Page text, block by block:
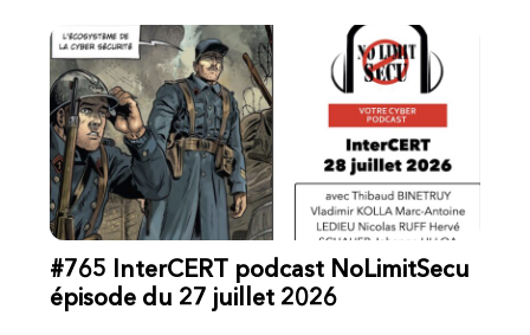
#765 InterCERT podcast NoLimitSecu
épisode du 27 juillet 2026